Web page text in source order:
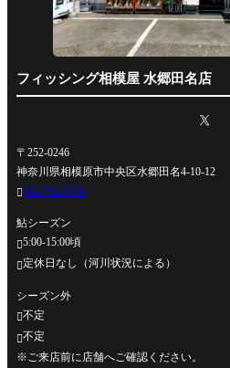
フィッシング相模屋 水郷田名店
〒252-0246
神奈川県相模原市中央区水郷田名4-10-12
042-762-0330
鮎シーズン
5:00-15:00頃
定休日なし（河川状況による）
シーズン外
不定
不定
※ご来店前に店舗へご確認ください。